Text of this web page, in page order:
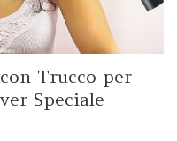
Trucco per
Speciale